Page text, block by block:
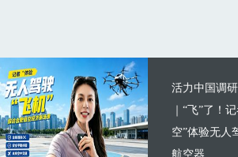
活力中国调
｜“飞”了！
空”体验无人
航空器